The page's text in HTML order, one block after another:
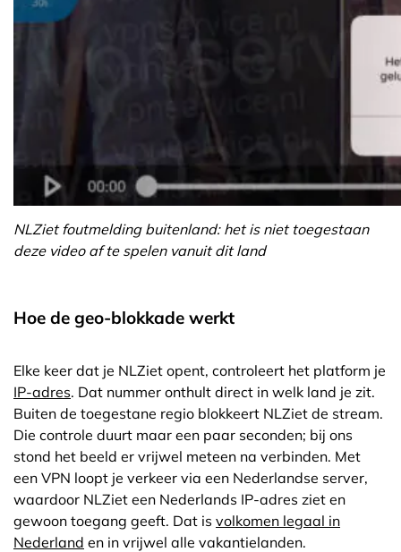
NLZiet foutmelding buitenland: het is niet toegestaan
deze video af te spelen vanuit dit land
Hoe de geo-blokkade werkt
Elke keer dat je NLZiet opent, controleert het platform je
IP-adres. Dat nummer onthult direct in welk land je zit.
Buiten de toegestane regio blokkeert NLZiet de stream.
Die controle duurt maar een paar seconden; bij ons
stond het beeld er vrijwel meteen na verbinden. Met
een VPN loopt je verkeer via een Nederlandse server,
waardoor NLZiet een Nederlands IP-adres ziet en
gewoon toegang geeft. Dat is volkomen legaal in
Nederland en in vrijwel alle vakantielanden.